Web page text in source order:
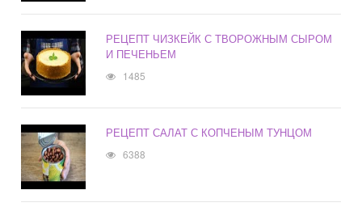
РЕЦЕПТ ЧИЗКЕЙК С ТВОРОЖНЫМ СЫРОМ
И ПЕЧЕНЬЕМ
1485
РЕЦЕПТ САЛАТ С КОПЧЕНЫМ ТУНЦОМ
6388